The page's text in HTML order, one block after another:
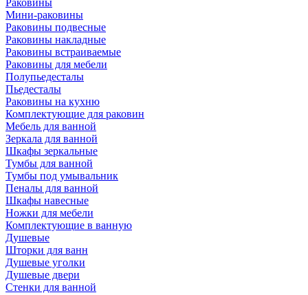
Раковины
Мини-раковины
Раковины подвесные
Раковины накладные
Раковины встраиваемые
Раковины для мебели
Полупьедесталы
Пьедесталы
Раковины на кухню
Комплектующие для раковин
Мебель для ванной
Зеркала для ванной
Шкафы зеркальные
Тумбы для ванной
Тумбы под умывальник
Пеналы для ванной
Шкафы навесные
Ножки для мебели
Комплектующие в ванную
Душевые
Шторки для ванн
Душевые уголки
Душевые двери
Стенки для ванной